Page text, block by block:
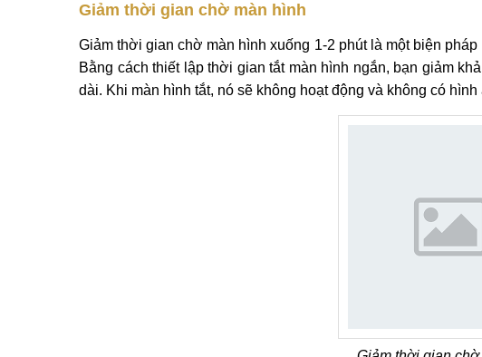
Giảm thời gian chờ màn hình
Giảm thời gian chờ màn hình xuống 1-2 phút là một biện
Bằng cách thiết lập thời gian tắt màn hình ngắn, bạn giảm
dài. Khi màn hình tắt, nó sẽ không hoạt động và không có